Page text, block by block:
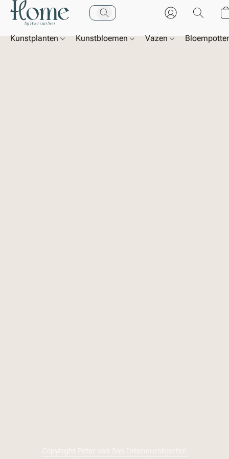
Kunstplanten Kunstbloemen Vazen
Copyright Peter van Son Interieurobjecten